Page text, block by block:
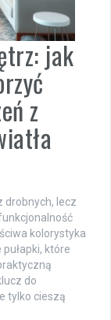
jak
z
drobnych, lecz
kolorystyka
które
do
tylko cieszą